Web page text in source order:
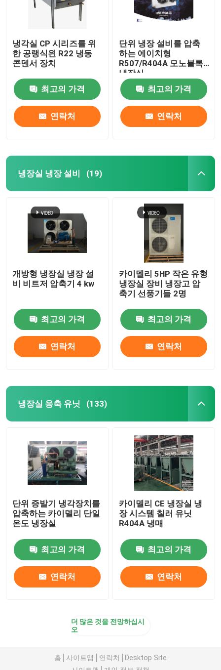
냉각실 CP 시리즈를 위
한 공랭식읜 R22 냉동
콘덴서 장치
최고의 가격
연락처
단위 냉장 설비를 압축
하는 에이치형
R507/R404A 모노블록
냉장실
최고의 가격
연락처
냉장실 냉장 설비 (19)
개방형 냉장실 냉장 설
비 비트저 압축기 4 kw
최고의 가격
연락처
카이델리 5HP 작은 유형
냉장실 장비 냉장고 압
축기 선풍기들 2명
최고의 가격
연락처
냉장실 응축 유닛 (133)
단위 증발기 냉각장치를
압축하는 카이델리 단일
온도 냉장실
최고의 가격
연락처
카이델리 CE 냉장실 냉
장 시스템 칠러 유닛
R404A 냉매
최고의 가격
연락처
더 많은 것을 전망하십시
오
홈 사이트맵 연락처
Desktop Site